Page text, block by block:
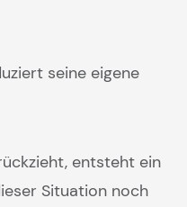
seine eigene
entsteht ein
Situation noch